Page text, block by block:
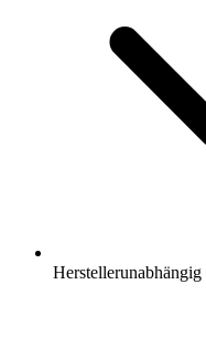
Herstellerunabhängig